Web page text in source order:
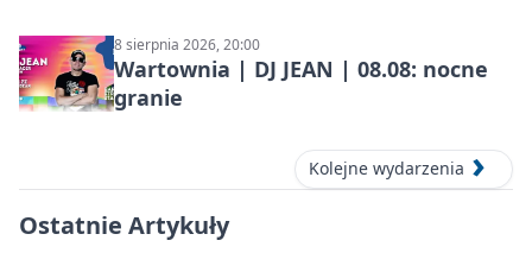
8 sierpnia 2026, 20:00
Wartownia | DJ JEAN | 08.08: nocne
granie
Kolejne wydarzenia
Ostatnie Artykuły